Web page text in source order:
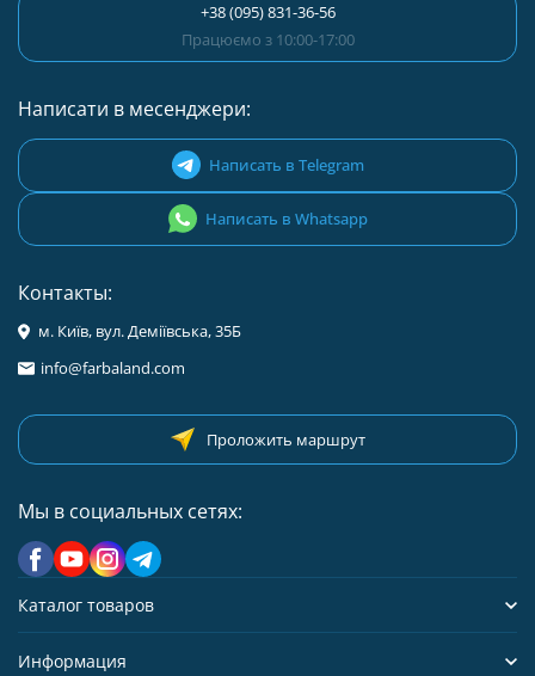
+38 (095) 831-36-56
Працюємо з 10:00-17:00
Написати в месенджери:
Написать в Telegram
Написать в Whatsapp
Контакты:
м. Київ, вул. Деміївська, 35Б
info@farbaland.com
Проложить маршрут
Мы в социальных сетях:
Каталог товаров
Информация